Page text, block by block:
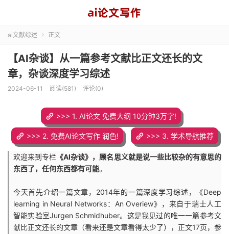
ai文献综述  正文
【AI杂谈】从一篇参考文献比正文还长的文
章，杂谈深度学习综述
2024-06-11 阅读(581) 评论(0)
>>> 1. AI论文 免费大纲 10分钟3万字!
>>> 2. 免费AI论文写作 润色! >>> 3. 学术导航推荐
欢迎来到专栏 《AI杂谈》，顾名思义就是说一些比较杂的有意思的
东西了，任何东西都有可能。
今天首先介绍一篇文章，2014年的一篇深度学习综述，《Deep
learning in Neural Networks：An Overiew》，来自于瑞士人工
智能实验室Jurgen Schmidhuber。这是我见过的唯一一篇参考文
献比正文还长的文章（看来还是文章看得太少了），正文17页，参